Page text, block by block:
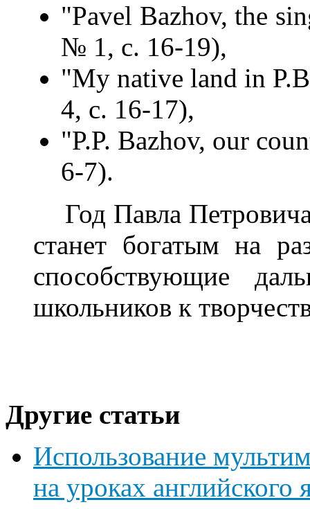
"Pavel Bazhov, the
№ 1, с. 16-19),
"My native land in
4, с. 16-17),
"P.P. Bazhov, our
6-7).
Год Павла
станет богатым на
способствующие
школьников к
Другие статьи
Использование
на уроках английского